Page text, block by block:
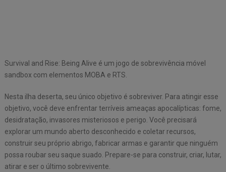
Survival and Rise: Being Alive é um jogo de sobrevivência móvel
sandbox com elementos MOBA e RTS.
Nesta ilha deserta, seu único objetivo é sobreviver. Para atingir esse
objetivo, você deve enfrentar terríveis ameaças apocalípticas: fome,
desidratação, invasores misteriosos e perigo. Você precisará
explorar um mundo aberto desconhecido e coletar recursos,
construir seu próprio abrigo, fabricar armas e garantir que ninguém
possa roubar seu saque suado. Prepare-se para construir, criar, lutar,
atirar e ser o último sobrevivente.